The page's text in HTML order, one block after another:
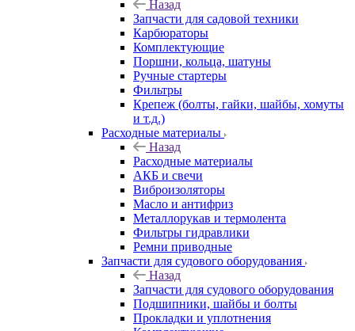
Назад
Запчасти для садовой техники
Карбюраторы
Комплектующие
Поршни, кольца, шатуны
Ручные стартеры
Фильтры
Крепеж (болты, гайки, шайбы, хомуты
и т.д.)
Расходные материалы
Назад
Расходные материалы
АКБ и свечи
Виброизоляторы
Масло и антифриз
Металлорукав и термолента
Фильтры гидравлики
Ремни приводные
Запчасти для судового оборудования
Назад
Запчасти для судового оборудования
Подшипники, шайбы и болты
Прокладки и уплотнения